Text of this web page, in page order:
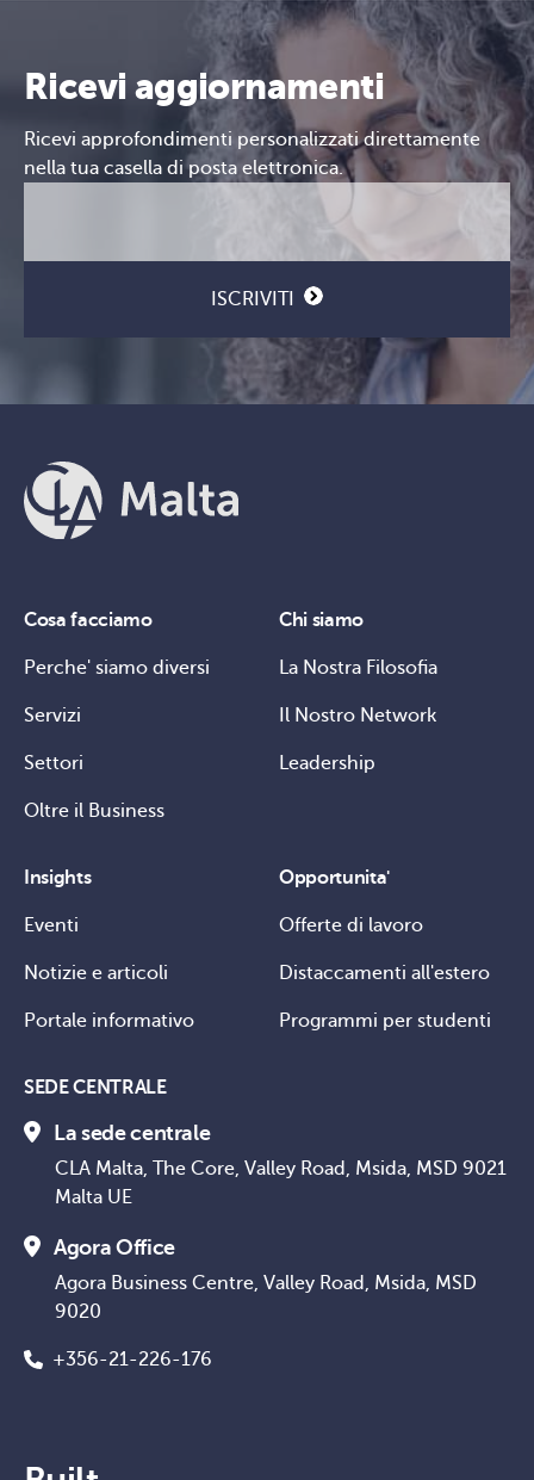
Ricevi aggiornamenti
Ricevi approfondimenti personalizzati direttamente
nella tua casella di posta elettronica.
ISCRIVITI
Cosa facciamo
Perche' siamo diversi
Servizi
Settori
Oltre il Business
Chi siamo
La Nostra Filosofia
Il Nostro Network
Leadership
Insights
Eventi
Notizie e articoli
Portale informativo
Opportunita'
Offerte di lavoro
Distaccamenti all'estero
Programmi per studenti
SEDE CENTRALE
La sede centrale
CLA Malta, The Core, Valley Road, Msida, MSD 9021
Malta UE
Agora Office
Agora Business Centre, Valley Road, Msida, MSD
9020
+356-21-226-176